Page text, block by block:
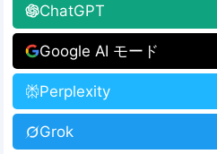
ChatGPT
Google AI モード
Perplexity
Grok